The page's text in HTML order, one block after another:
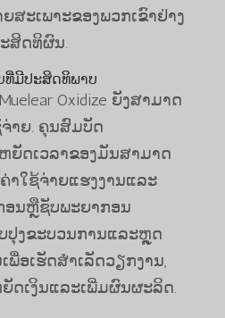
ສະເພາະຂອງພວກເຂົາຢ່າງ
ສິດທິຜົນ.
ທີ່ມີປະສິດທິພາບ
Oxidize ຍັງສາມາດ
າຍ. ຄຸນສົມບັດ
ຍັດເວລາຂອງມັນສາມາດ
ໃຊ້ຈ່າຍແຮງງານແລະ
ອນຫຼືຊັບພະຍາກອນ
ປຸງຂະບວນການແລະຫຼຸດ
ພື່ອເຮັດສໍາເລັດວຽກງານ,
ດເງິນແລະເພີ່ມຜົນຜະລິດ.